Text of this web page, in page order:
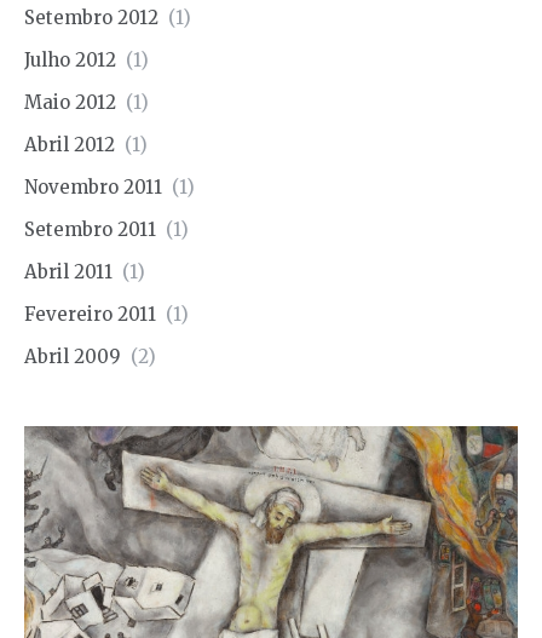
Setembro 2012 (1)
Julho 2012 (1)
Maio 2012 (1)
Abril 2012 (1)
Novembro 2011 (1)
Setembro 2011 (1)
Abril 2011 (1)
Fevereiro 2011 (1)
Abril 2009 (2)